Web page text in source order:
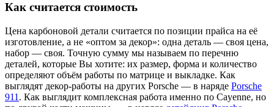
Как считается стоимость
Цена карбоновой детали считается по позиции прайса на её
изготовление, а не «оптом за декор»: одна деталь — своя цена,
набор — своя. Точную сумму мы называем по перечню
деталей, которые Вы хотите: их размер, форма и количество
определяют объём работы по матрице и выкладке. Как
выглядят декор-работы на других Porsche — в наряде Porsche
911 . Как выглядит комплексная работа именно по Cayenne, но